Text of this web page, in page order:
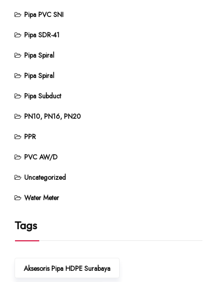
Pipa PVC SNI
Pipa SDR-41
Pipa Spiral
Pipa Spiral
Pipa Subduct
PN10, PN16, PN20
PPR
PVC AW/D
Uncategorized
Water Meter
Tags
Aksesoris Pipa HDPE Surabaya